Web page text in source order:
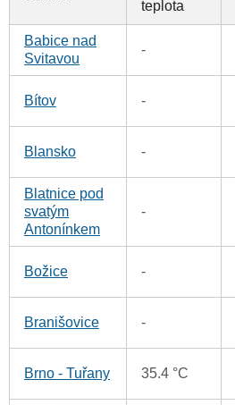
teplota
Babice nad
Svitavou
-
Bítov -
Blansko -
Blatnice pod
svatým
Antonínkem
-
Božice -
Branišovice -
Brno - Tuřany 35.4 °C